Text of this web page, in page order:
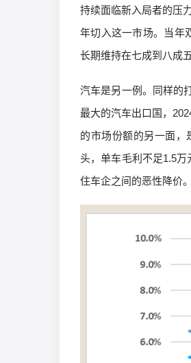
持续面临新入局者的压
年切入这一市场。当年
长期维持在七成到八成
汽车是另一例。同样的
最大的汽车出口国，
的市场份额的另一面，
头，单车毛利不足1.5
住车企之间的恶性降价。